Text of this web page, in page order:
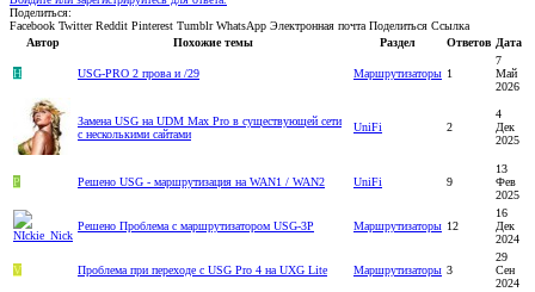
Поделиться:
Facebook Twitter Reddit Pinterest Tumblr WhatsApp Электронная почта Поделиться Ссылка
Автор
Похожие темы Раздел Ответов Дата
H USG-PRO 2 прова и /29 Маршрутизаторы 1
7
Май
2026
Замена USG на UDM Max Pro в существующей сети
с несколькими сайтами
UniFi 2
4
Дек
2025
P Решено USG - маршрутизация на WAN1 / WAN2 UniFi 9
13
Фев
2025
Решено Проблема с маршрутизатором USG-3P Маршрутизаторы 12
16
Дек
2024
V Проблема при переходе с USG Pro 4 на UXG Lite Маршрутизаторы 3
29
Сен
2024